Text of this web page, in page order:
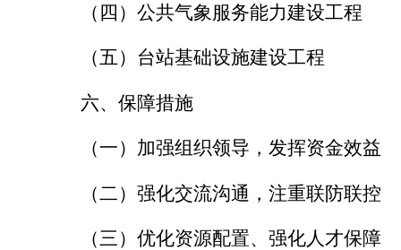
（四）公共气象服务能力建设工程
（五）台站基础设施建设工程
六、保障措施
（一）加强组织领导，发挥资金效益
（二）强化交流沟通，注重联防联控
（三）优化资源配置、强化人才保障